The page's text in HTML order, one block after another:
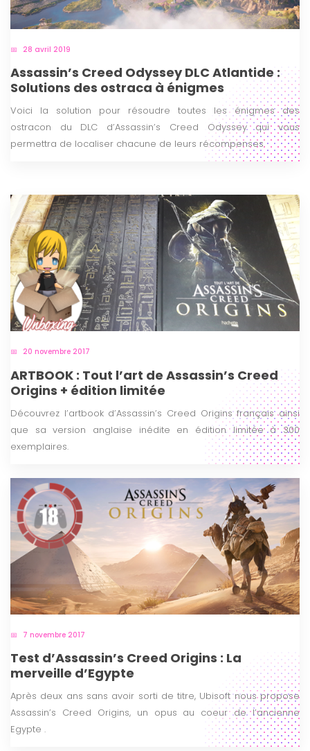
28 avril 2019
Assassin’s Creed Odyssey DLC Atlantide :
Solutions des ostraca à énigmes
Voici la solution pour résoudre toutes les énigmes des
ostracon du DLC d’Assassin’s Creed Odyssey qui vous
permettra de localiser chacune de leurs récompenses.
20 novembre 2017
ARTBOOK : Tout l’art de Assassin’s Creed
Origins + édition limitée
Découvrez l’artbook d’Assassin’s Creed Origins français ainsi
que sa version anglaise inédite en édition limitée à 300
exemplaires.
7 novembre 2017
Test d’Assassin’s Creed Origins : La
merveille d’Egypte
Après deux ans sans avoir sorti de titre, Ubisoft nous propose
Assassin’s Creed Origins, un opus au coeur de l’ancienne
Egypte .